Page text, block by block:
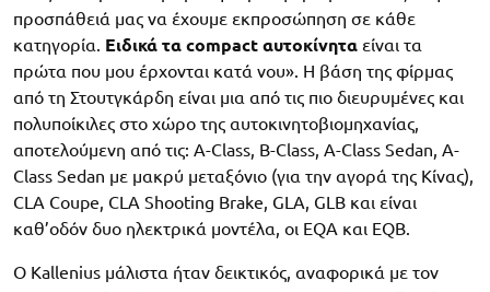
προσπάθειά μας να έχουμε εκπροσώπηση σε κάθε
κατηγορία. Ειδικά τα compact αυτοκίνητα είναι τα
πρώτα που μου έρχονται κατά νου». H βάση της φίρμας
από τη Στουτγκάρδη είναι μια από τις πιο διευρυμένες και
πολυποίκιλες στο χώρο της αυτοκινητοβιομηχανίας,
αποτελούμενη από τις: A-Class, B-Class, A-Class Sedan, A-
Class Sedan με μακρύ μεταξόνιο (για την αγορά της Κίνας),
CLA Coupe, CLA Shooting Brake, GLA, GLB και είναι
καθ’οδόν δυο ηλεκτρικά μοντέλα, οι EQA και EQB.
Ο Kallenius μάλιστα ήταν δεικτικός, αναφορικά με τον